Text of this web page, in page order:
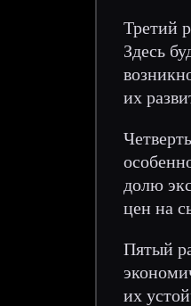
Третий
Здесь
их
долю
цен на
Пятый
их